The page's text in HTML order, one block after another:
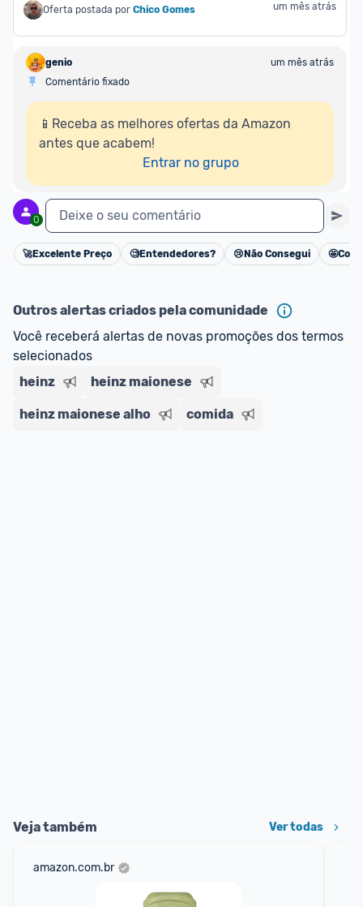
Oferta postada por Chico Gomes um mês atrás
genio
um mês atrás
Comentário fixado
📱Receba as melhores ofertas da Amazon
antes que acabem!
Entrar no grupo
0 Deixe o seu comentário
Cancelar
🚀Excelente Preço 🧐Entendedores? 😢 Não Consegui 🤩
Outros alertas criados pela comunidade
Você receberá alertas de novas promoções dos termos
selecionados
heinz
heinz maionese
heinz maionese alho comida
Veja também Ver todas
amazon.com.br